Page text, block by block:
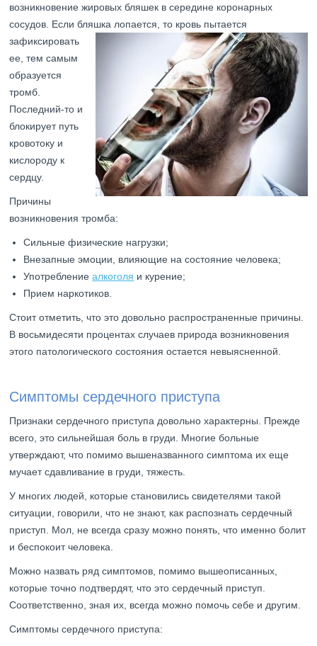
возникновение жировых бляшек в середине коронарных
сосудов. Если бляшка лопается, то кровь пытается
зафиксировать
ее, тем самым
образуется
тромб.
Последний-то и
блокирует путь
кровотоку и
кислороду к
сердцу.
Причины
возникновения тромба:
Сильные физические нагрузки;
Внезапные эмоции, влияющие на состояние человека;
Употреблениеалкоголя и курение;
Прием наркотиков.
Стоит отметить, что это довольно распространенные причины.
В восьмидесяти процентах случаев природа возникновения
этого патологического состояния остается невыясненной.
Симптомы сердечного приступа
Признаки сердечного приступа довольно характерны. Прежде
всего, это сильнейшая боль в груди. Многие больные
утверждают, что помимо вышеназванного симптома их еще
мучает сдавливание в груди, тяжесть.
У многих людей, которые становились свидетелями такой
ситуации, говорили, что не знают, как распознать сердечный
приступ. Мол, не всегда сразу можно понять, что именно болит
и беспокоит человека.
Можно назвать ряд симптомов, помимо вышеописанных,
которые точно подтвердят, что это сердечный приступ.
Соответственно, зная их, всегда можно помочь себе и другим.
Симптомы сердечного приступа: